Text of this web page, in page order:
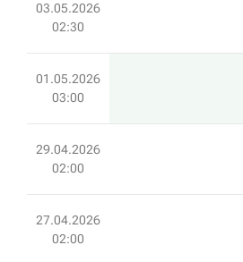
03.05.2026
02:30
01.05.2026
03:00
29.04.2026
02:00
27.04.2026
02:00